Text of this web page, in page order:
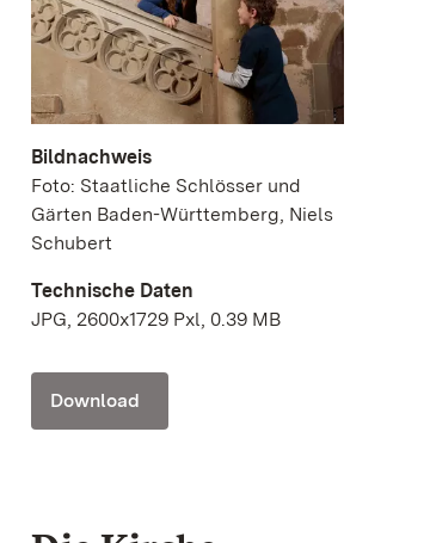
Bildnachweis
Foto: Staatliche Schlösser und
Gärten Baden-Württemberg, Niels
Schubert
Technische Daten
JPG, 2600x1729 Pxl, 0.39 MB
Download